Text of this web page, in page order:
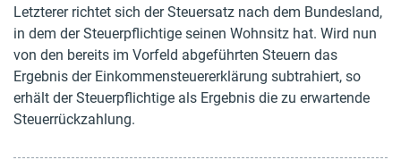
Letzterer richtet sich der Steuersatz nach dem Bundesland,
in dem der Steuerpflichtige seinen Wohnsitz hat. Wird nun
von den bereits im Vorfeld abgeführten Steuern das
Ergebnis der Einkommensteuererklärung subtrahiert, so
erhält der Steuerpflichtige als Ergebnis die zu erwartende
Steuerrückzahlung.